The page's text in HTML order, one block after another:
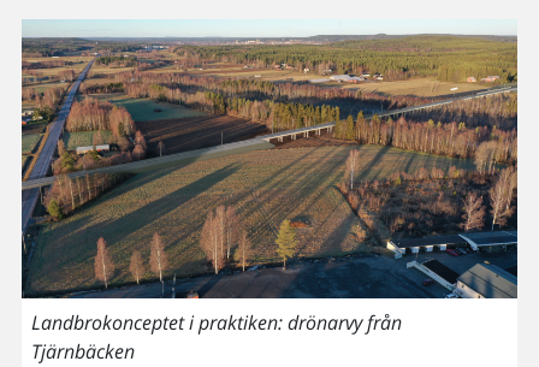
Landbrokonceptet i praktiken: drönarvy från
Tjärnbäcken